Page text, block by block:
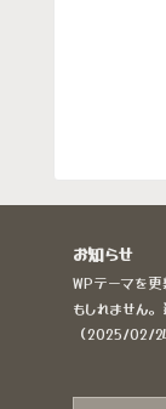
お知らせ
WPテーマを更
もしれません
（2025/02/